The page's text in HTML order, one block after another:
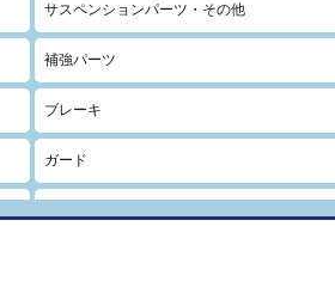
サスペンションパーツ・その他
補強パーツ
ブレーキ
ガード